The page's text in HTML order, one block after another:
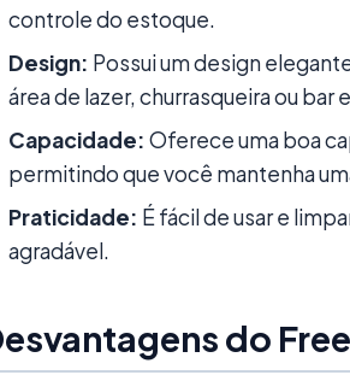
controle do estoque.
Design: Possui um design
área de lazer, churrasqueira ou bar
Capacidade: Oferece uma boa
permitindo que você mantenha
Praticidade: É fácil de usar e
agradável.
do